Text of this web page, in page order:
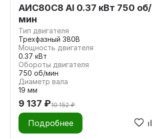
АИС80С8 Al 0.37 кВт 750 об/
мин
Тип двигателя
Трехфазный 380В
Мощность двигателя
0.37 кВт
Обороты двигателя
750 об/мин
Диаметр вала
19 мм
9 137 ₽10 152 ₽
Подробнее